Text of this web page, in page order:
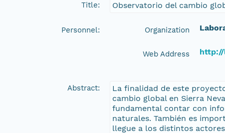
Title: Observatorio del cambio
Personnel: Organization
Web Address http://
Abstract:
La finalidad de este
cambio global en Sierra
fundamental contar con
naturales. También es
llegue a los distintos